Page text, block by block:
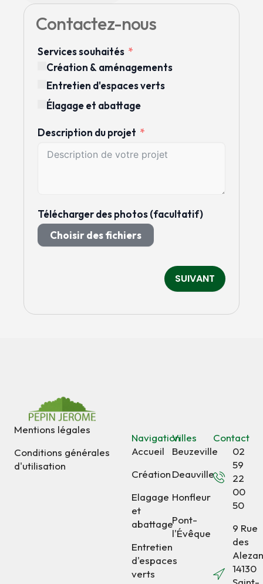
Contactez-nous
Services souhaités
Création & aménagements
Entretien d'espaces verts
Élagage et abattage
Description du projet
Télécharger des photos (facultatif)
Choisir des fichiers
SUIVANT
Mentions légales
Conditions générales
d'utilisation
Navigation
Accueil
Création
Elagage
et
abattage
Entretien
d'espaces
verts
Villes
Beuzeville
Deauville
Honfleur
Pont-
l'Évêque
Contact
02
59
22
00
50
9 Rue
des
14130